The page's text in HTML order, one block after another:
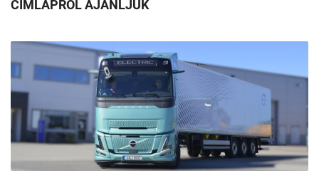
CÍMLAPRÓL AJÁNLJUK